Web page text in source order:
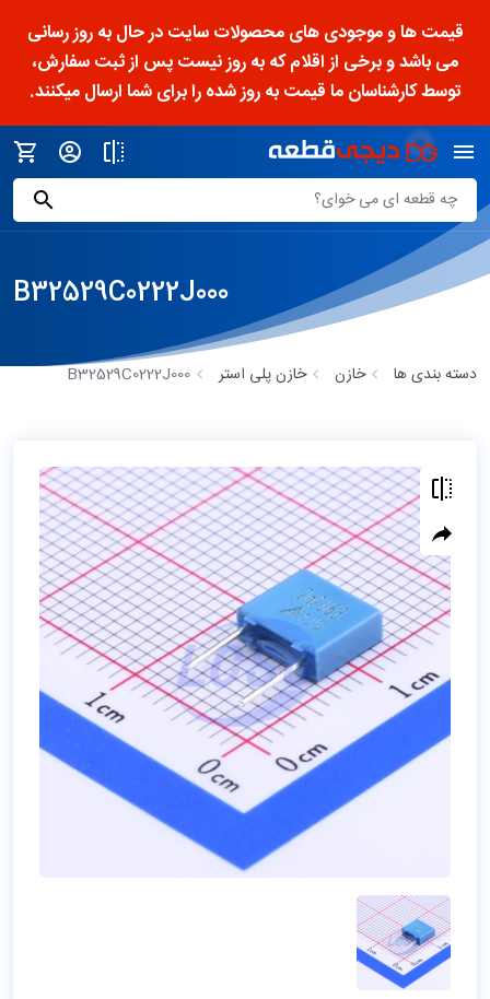
قیمت ها و موجودی های محصولات سایت در حال به روز رسانی
می باشد و برخی از اقلام که به روز نیست پس از ثبت سفارش،
توسط کارشناسان ما قیمت به روز شده را برای شما ارسال میکنند.
B32529C0222J000
دسته بندی ها خازن خازن پلی استر B32529C0222J000